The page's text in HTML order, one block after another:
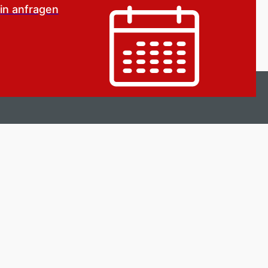
anfragen